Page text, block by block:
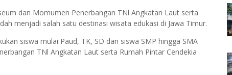
dan Momumen Penerbangan TNl Angkatan Laut serta
menjadi salah satu destinasi wisata edukasi di Jawa Timur.
siswa mulai Paud, TK, SD dan siswa SMP hingga SMA
TNl Angkatan Laut serta Rumah Pintar Cendekia